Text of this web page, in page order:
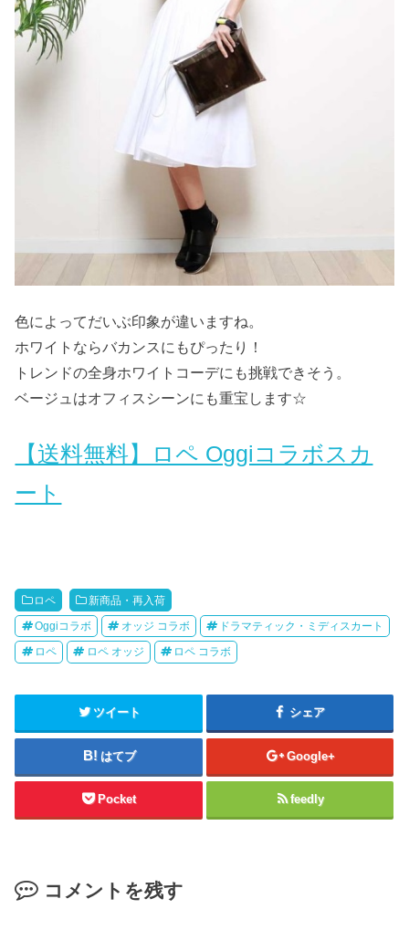
色によってだいぶ印象が違いますね。
ホワイトならバカンスにもぴったり！
トレンドの全身ホワイトコーデにも挑戦できそう。
ベージュはオフィスシーンにも重宝します☆
【送料無料】ロペ Oggiコラボスカ
ート
ロペ 新商品・再入荷
Oggiコラボ オッジ コラボ ドラマティック・ミディスカート
ロペ ロペ オッジ ロペ コラボ
ツイート シェア
はてブ Google+
Pocket feedly
コメントを残す